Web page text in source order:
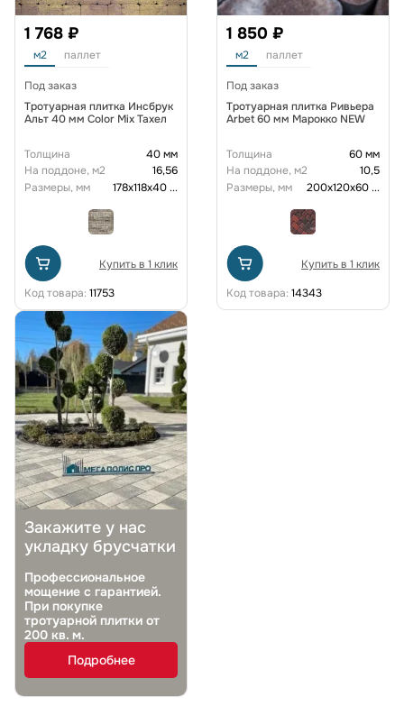
1 768 ₽
м2 паллет
Под заказ
Тротуарная плитка Инсбрук
Альт 40 мм Color Mix Тахел
Толщина
40 мм
На поддоне, м2
16,56
Размеры, мм
178х118х40...
Купить в 1 клик
Код товара: 11753
1 850 ₽
м2 паллет
Под заказ
Тротуарная плитка Ривьера
Arbet 60 мм Марокко NEW
Толщина
60 мм
На поддоне, м2
10,5
Размеры, мм
200х120х60...
Купить в 1 клик
Код товара: 14343
Закажите у нас
укладку брусчатки
Профессиональное
мощение с гарантией.
При покупке
тротуарной плитки от
200 кв. м.
Подробнее